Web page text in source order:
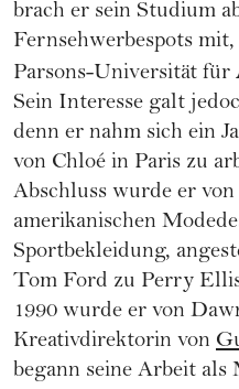
brach er sein Studium
Fernsehwerbespots
Parsons-Universität für
Sein Interesse galt
denn er nahm sich ein
von Chloé in Paris zu
Abschluss wurde er
amerikanischen
Sportbekleidung,
Tom Ford zu Perry
1990 wurde er von
Kreativdirektorin von
begann seine Arbeit als